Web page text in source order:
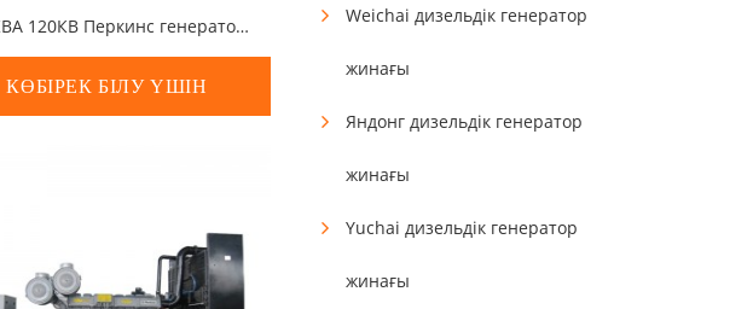
Weichai дизельдік генератор
жинағы
Яндонг дизельдік генератор
жинағы
Yuchai дизельдік генератор
жинағы
150КВА 120КВ Перкинс генераторы
КӨБІРЕК БІЛУ ҮШІН